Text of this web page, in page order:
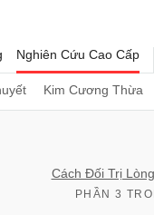
Nghiên Cứu Cao Cấp
Kim Cương Thừa
Cách Đối Trị
PHẦN 3